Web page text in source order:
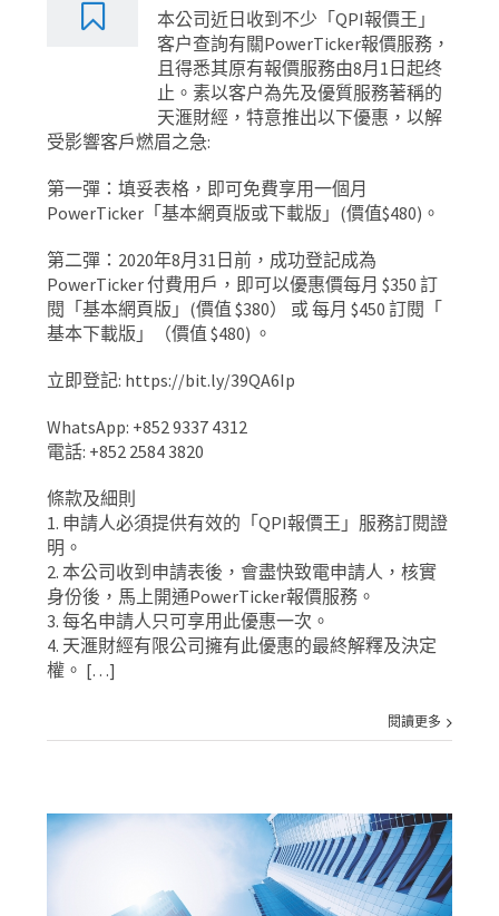
本公司近日收到不少「QPI報價王」
客户查詢有關PowerTicker報價服務，
且得悉其原有報價服務由8月1日起终
止。素以客户為先及優質服務著稱的
天滙財經，特意推出以下優惠，以解
受影響客戶燃眉之急:
第一彈：填妥表格，即可免費享用一個月
PowerTicker「基本網頁版或下載版」(價值$480)。
第二彈：2020年8月31日前，成功登記成為
PowerTicker 付費用戶，即可以優惠價每月 $350 訂
閱「基本網頁版」(價值 $380） 或 每月 $450 訂閱「
基本下載版」（價值 $480) 。
立即登記: https://bit.ly/39QA6Ip
WhatsApp: +852 9337 4312
電話: +852 2584 3820
條款及細則
1. 申請人必須提供有效的「QPI報價王」服務訂閱證
明。
2. 本公司收到申請表後，會盡快致電申請人，核實
身份後，馬上開通PowerTicker報價服務。
3. 每名申請人只可享用此優惠一次。
4. 天滙財經有限公司擁有此優惠的最終解釋及決定
權。 […]
閱讀更多